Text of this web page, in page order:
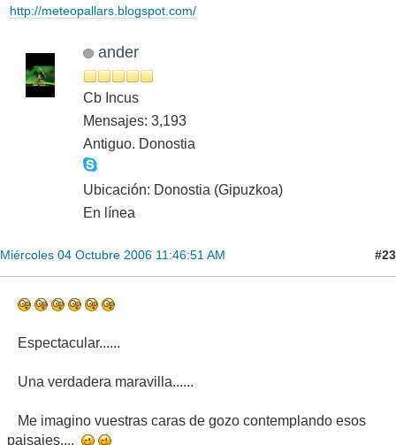
http://meteopallars.blogspot.com/
ander
Cb Incus
Mensajes: 3,193
Antiguo. Donostia
Ubicación: Donostia (Gipuzkoa)
En línea
Miércoles 04 Octubre 2006 11:46:51 AM #23
Espectacular......
Una verdadera maravilla......
Me imagino vuestras caras de gozo contemplando esos
paisajes....